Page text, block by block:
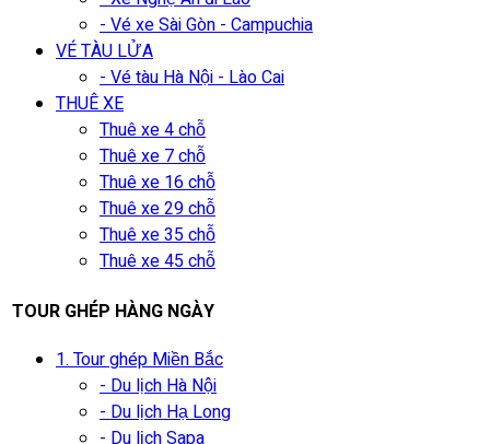
- Vé xe Sài Gòn - Campuchia
VÉ TÀU LỬA
- Vé tàu Hà Nội - Lào Cai
THUÊ XE
Thuê xe 4 chỗ
Thuê xe 7 chỗ
Thuê xe 16 chỗ
Thuê xe 29 chỗ
Thuê xe 35 chỗ
Thuê xe 45 chỗ
TOUR GHÉP HÀNG NGÀY
1. Tour ghép Miền Bắc
- Du lịch Hà Nội
- Du lịch Hạ Long
- Du lịch Sapa